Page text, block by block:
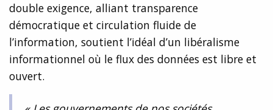
double exigence, alliant transparence
démocratique et circulation fluide de
l’information, soutient l’idéal d’un libéralisme
informationnel où le flux des données est libre et
ouvert.